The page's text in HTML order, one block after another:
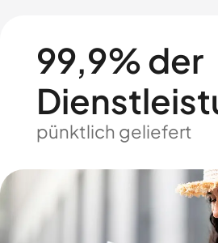
99,9% der
pünktlich geliefert